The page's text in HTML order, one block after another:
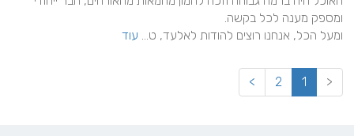
ומעל הכל, אנחנו רוצים להודות לאלעד, ט... עוד
<
1
2
>